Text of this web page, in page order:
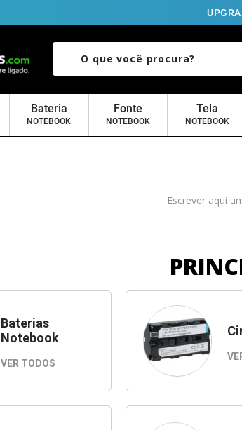
O que você procura?
Bateria
NOTEBOOK
Fonte
NOTEBOOK
Tela
NOTEBOOK
Escrever aqui
Baterias
Notebook
VER TODOS